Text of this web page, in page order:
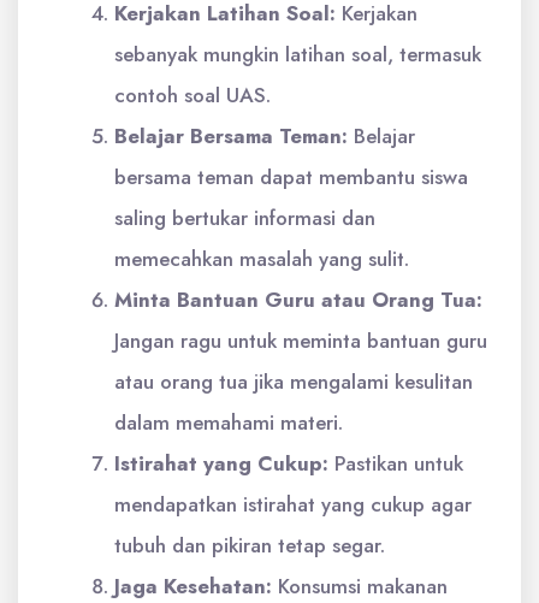
Kerjakan Latihan Soal: Kerjakan
sebanyak mungkin latihan soal, termasuk
contoh soal UAS.
Belajar Bersama Teman: Belajar
bersama teman dapat membantu siswa
saling bertukar informasi dan
memecahkan masalah yang sulit.
Minta Bantuan Guru atau Orang Tua:
Jangan ragu untuk meminta bantuan guru
atau orang tua jika mengalami kesulitan
dalam memahami materi.
Istirahat yang Cukup: Pastikan untuk
mendapatkan istirahat yang cukup agar
tubuh dan pikiran tetap segar.
Jaga Kesehatan: Konsumsi makanan